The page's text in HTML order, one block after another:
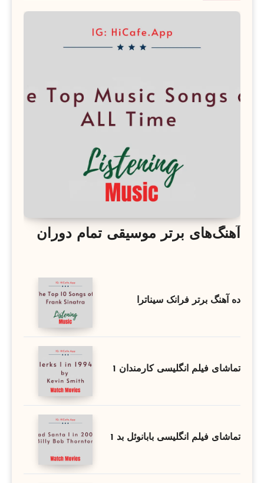
آهنگ‌های برتر موسیقی تمام دوران
ده آهنگ برتر فرانک سیناترا
تماشای فیلم انگلیسی کارمندان 1
تماشای فیلم انگلیسی بابانوئل بد 1